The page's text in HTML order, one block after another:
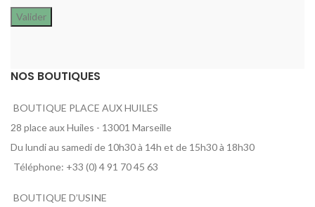
NOS BOUTIQUES
BOUTIQUE PLACE AUX HUILES
28 place aux Huiles - 13001 Marseille
Du lundi au samedi de 10h30 à 14h et de 15h30 à 18h30
Téléphone: +33 (0) 4 91 70 45 63
BOUTIQUE D’USINE